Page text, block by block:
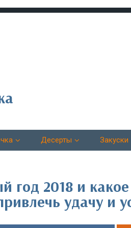
Десерты Закуски
год 2018 и
удачу и